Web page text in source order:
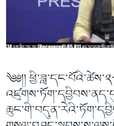
བསྐྱོད།
བུད་མེད་ལེ་ཚན།
ཆབ་སྲིད་བཙོན་པ་ངོ་སྤྲོད།
པོ་ཊི་ཁ་སི།
ཕ་ཡུལ་གླེང་སྟེགས།
ཆོས་རིག་ལེ་ཚན།
གཞོན་སྐྱེས་དང་ཤེས་ཡོན།
Learning English
སྐད་ཡིག
༄༅།།